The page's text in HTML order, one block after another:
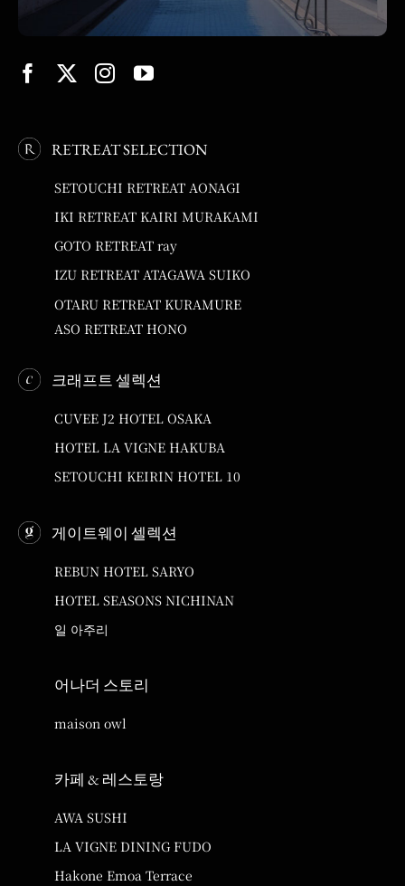
RETREAT SELECTION
SETOUCHI RETREAT AONAGI
IKI RETREAT KAIRI MURAKAMI
GOTO RETREAT ray
IZU RETREAT ATAGAWA SUIKO
OTARU RETREAT KURAMURE
ASO RETREAT HONO
크래프트 셀렉션
CUVEE J2 HOTEL OSAKA
HOTEL LA VIGNE HAKUBA
SETOUCHI KEIRIN HOTEL 10
게이트웨이 셀렉션
REBUN HOTEL SARYO
HOTEL SEASONS NICHINAN
일 아주리
어나더 스토리
maison owl
카페 & 레스토랑
AWA SUSHI
LA VIGNE DINING FUDO
Hakone Emoa Terrace